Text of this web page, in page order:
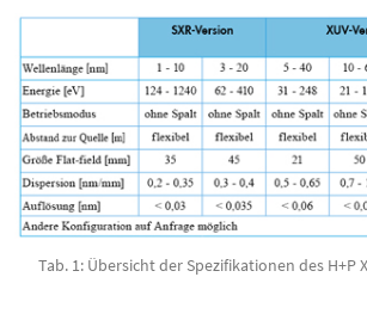
Tab. 1: Übersicht der Spezifikationen des H+P